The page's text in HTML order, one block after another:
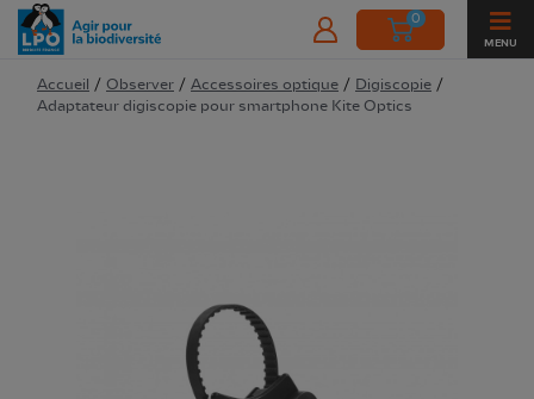
0
MENU
Accueil / Observer / Accessoires optique / Digiscopie /
Adaptateur digiscopie pour smartphone Kite Optics